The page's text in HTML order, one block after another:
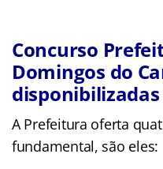
Concurso
Domingos do
disponibilizadas
A Prefeitura oferta
fundamental, são eles: